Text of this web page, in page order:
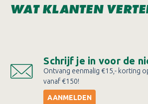
WAT KLANTEN
Schrijf je in voor de
Ontvang eenmalig €15,- korting
vanaf €150!
AANMELDEN